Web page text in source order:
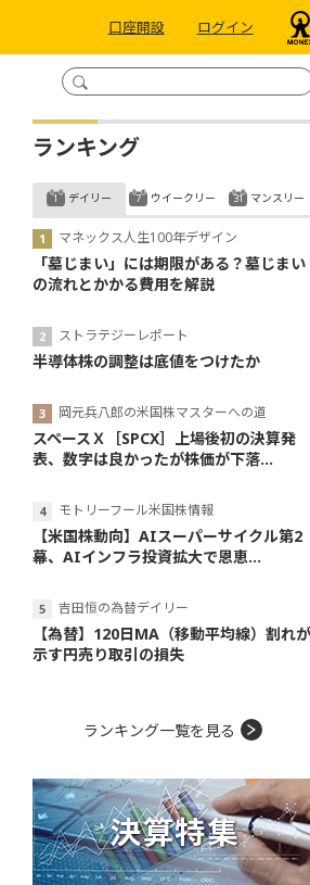
口座開設 ログイン
ランキング
デイリー
マネックス人生100年デザイン
「墓じまい」には期限がある？墓じまい
の流れとかかる費用を解説
ストラテジーレポート
半導体株の調整は底値をつけたか
岡元兵八郎の米国株マスターへの道
スペースＸ［SPCX］上場後初の決算発
表、数字は良かったが株価が下落...
モトリーフール米国株情報
【米国株動向】AIスーパーサイクル第2
幕、AIインフラ投資拡大で恩恵...
吉田恒の為替デイリー
【為替】120日MA（移動平均線）割れが
示す円売り取引の損失
ウイークリー マンスリー
ランキング一覧を見る